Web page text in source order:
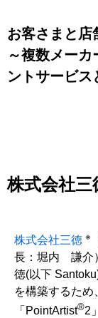
お客さまと店
～複数メー
ントサービス
株式会社三
株式会社三徳 ※
長：堀内 謙介
徳(以下
を構築するた
「PointArtist®2